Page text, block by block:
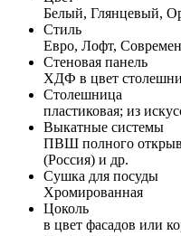
Белый, Глянцевый,
Стиль
Евро, Лофт,
Стеновая панель
ХДФ в цвет
Столешница
пластиковая; из
Выкатные системы
ПВШ полного
(Россия) и др.
Сушка для посуды
Хромированная
Цоколь
в цвет фасадов или